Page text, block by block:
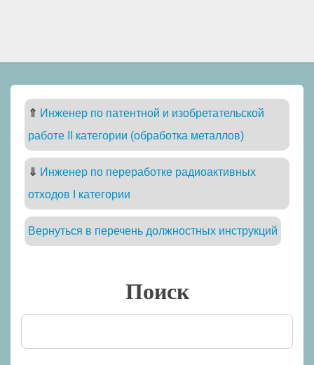
⇑ Инженер по патентной и изобретательской
работе II категории (обработка металлов)
⇓ Инженер по переработке радиоактивных
отходов I категории
Вернуться в перечень должностных инструкций
Поиск